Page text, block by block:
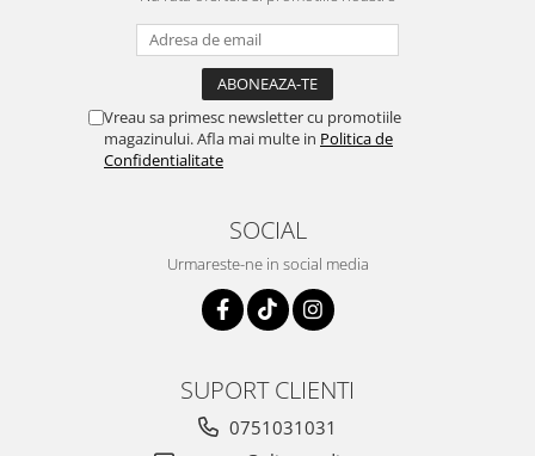
Vreau sa primesc newsletter cu promotiile
magazinului. Afla mai multe in Politica de
Confidentialitate
SOCIAL
Urmareste-ne in social media
SUPORT CLIENTI
0751031031